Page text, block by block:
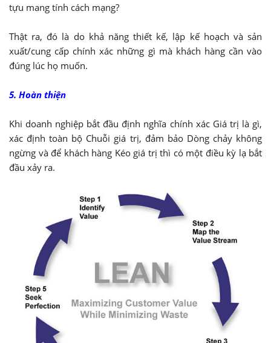
tựu mang tính cách mạng?
Thật ra, đó là do khả năng thiết kế, lập kế hoạch và sản
xuất/cung cấp chính xác những gì mà khách hàng cần vào
đúng lúc họ muốn.
5. Hoàn thiện
Khi doanh nghiệp bắt đầu định nghĩa chính xác Giá trị là gì,
xác định toàn bộ Chuỗi giá trị, đảm bảo Dòng chảy không
ngừng và để khách hàng Kéo giá trị thì có một điều kỳ lạ bắt
đầu xảy ra.